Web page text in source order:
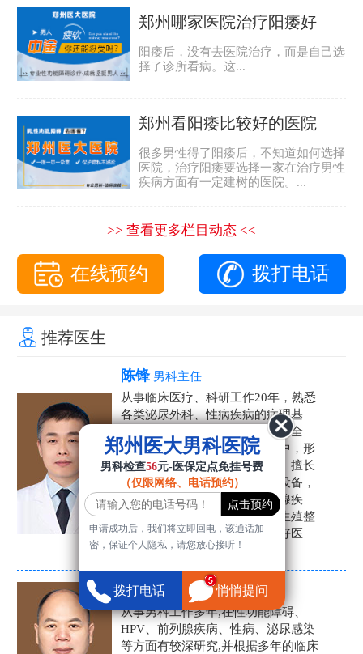
郑州哪家医院治疗阳痿好
阳痿后，没有去医院治疗，而是自己选
择了诊所看病。这...
郑州看阳痿比较好的医院
很多男性得了阳痿后，不知道如何选择
医院，治疗阳痿要选择一家在治疗男性
疾病方面有一定建树的医院。...
>> 查看更多栏目动态 <<
在线预约 拨打电话
推荐医生
陈锋 男科主任
从事临床医疗、科研工作20年，熟悉
各类泌尿外科、性病疾病的病理基
础，诊断治疗和临床操作，技术全
面。在男科疾病的诊断和诊疗中，形
成了一套独具特色的诊疗方案。擅长
运用国内外先进的医学技术和设备，
科学诊疗各类阳痿早泄、前列腺疾
病、射精障碍、性病、HPV、生殖整
形等疾病，是患者非常信赖的好医
生。
张营富
男科主任
从事男科工作多年,在性功能障碍、
HPV、前列腺疾病、性病、泌尿感染
等方面有较深研究,并根据多年的临床
郑州医大男科医院
男科检查56元-医保定点免挂号费
（仅限网络、电话预约）
申请成功后，我们将立即回电，该通话加
密，保证个人隐私，请您放心接听！
拨打电话 悄悄提问